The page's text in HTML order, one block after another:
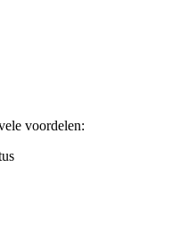
voordelen: